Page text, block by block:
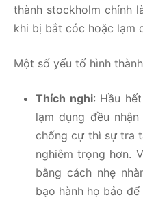
thành stockholm chính
khi bị bắt cóc hoặc lạm
Một số yếu tố hình
Thích nghi: Hầu
lạm dụng đều
chống cự thì sự tra
nghiêm trọng hơn.
bằng cách nhẹ
bạo hành họ bảo để